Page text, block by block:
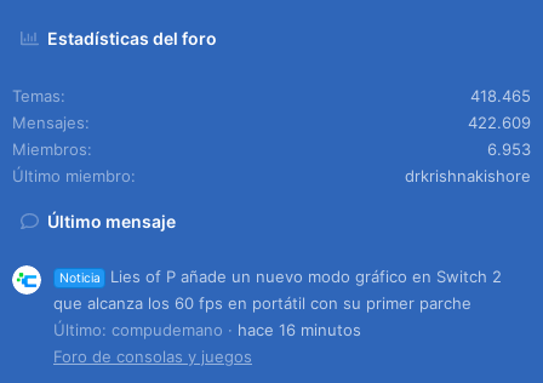
Estadísticas del foro
Temas
418.465
Mensajes
422.609
Miembros
6.953
Último miembro
drkrishnakishore
Último mensaje
Noticia
Lies of P añade un nuevo modo gráfico en Switch 2
que alcanza los 60 fps en portátil con su primer parche
Último: compudemano
hace 16 minutos
Foro de consolas y juegos